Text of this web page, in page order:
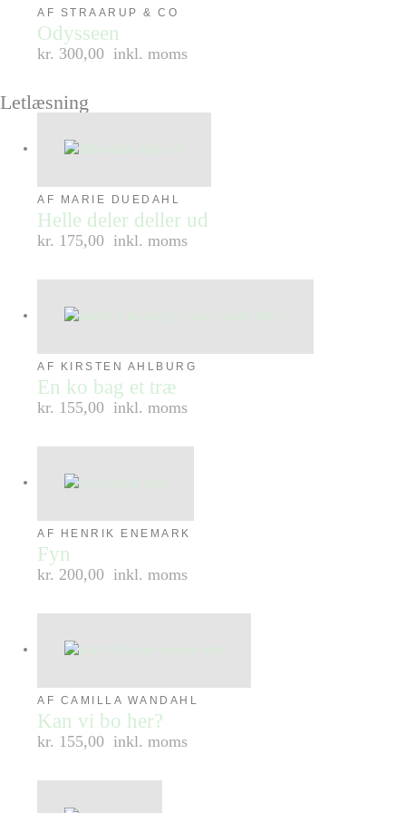
AF STRAARUP & CO
Odysseen
kr. 300,00 inkl. moms
Letlæsning
AF MARIE DUEDAHL
Helle deler deller ud
kr. 175,00 inkl. moms
AF KIRSTEN AHLBURG
En ko bag et træ
kr. 155,00 inkl. moms
AF HENRIK ENEMARK
Fyn
kr. 200,00 inkl. moms
AF CAMILLA WANDAHL
Kan vi bo her?
kr. 155,00 inkl. moms